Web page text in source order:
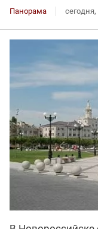
Панорама сегодня,